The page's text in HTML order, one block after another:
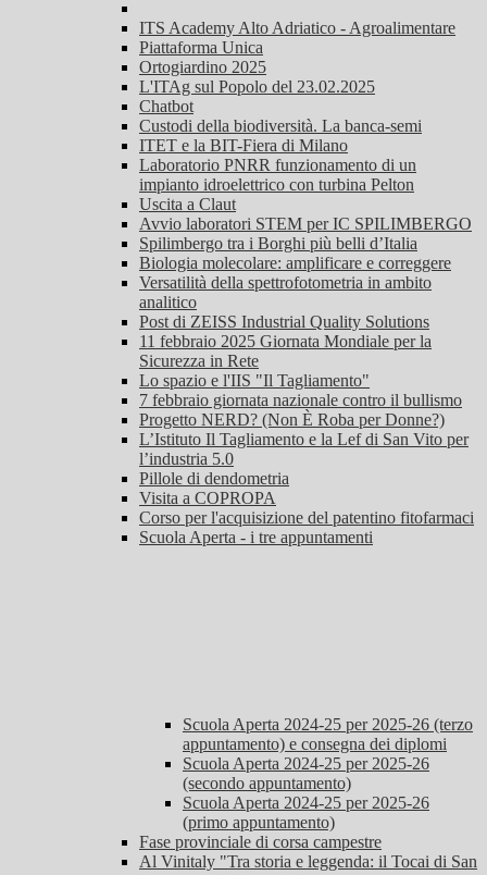
ITS Academy Alto Adriatico - Agroalimentare
Piattaforma Unica
Ortogiardino 2025
L'ITAg sul Popolo del 23.02.2025
Chatbot
Custodi della biodiversità. La banca-semi
ITET e la BIT-Fiera di Milano
Laboratorio PNRR funzionamento di un
impianto idroelettrico con turbina Pelton
Uscita a Claut
Avvio laboratori STEM per IC SPILIMBERGO
Spilimbergo tra i Borghi più belli d’Italia
Biologia molecolare: amplificare e correggere
Versatilità della spettrofotometria in ambito
analitico
Post di ZEISS Industrial Quality Solutions
11 febbraio 2025 Giornata Mondiale per la
Sicurezza in Rete
Lo spazio e l'IIS "Il Tagliamento"
7 febbraio giornata nazionale contro il bullismo
Progetto NERD? (Non È Roba per Donne?)
L’Istituto Il Tagliamento e la Lef di San Vito per
l’industria 5.0
Pillole di dendometria
Visita a COPROPA
Corso per l'acquisizione del patentino fitofarmaci
Scuola Aperta - i tre appuntamenti
Scuola Aperta 2024-25 per 2025-26 (terzo
appuntamento) e consegna dei diplomi
Scuola Aperta 2024-25 per 2025-26
(secondo appuntamento)
Scuola Aperta 2024-25 per 2025-26
(primo appuntamento)
Fase provinciale di corsa campestre
Al Vinitaly "Tra storia e leggenda: il Tocai di San